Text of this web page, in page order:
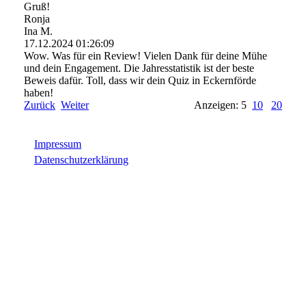
Gruß!
Ronja
Ina M.
17.12.2024 01:26:09
Wow. Was für ein Review! Vielen Dank für deine Mühe
und dein Engagement. Die Jahresstatistik ist der beste
Beweis dafür. Toll, dass wir dein Quiz in Eckernförde
haben!
Zurück Weiter Anzeigen: 5 10 20
Impressum
Datenschutzerklärung